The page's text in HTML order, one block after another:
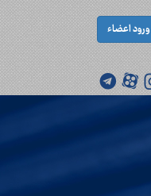
ورود اعضاء